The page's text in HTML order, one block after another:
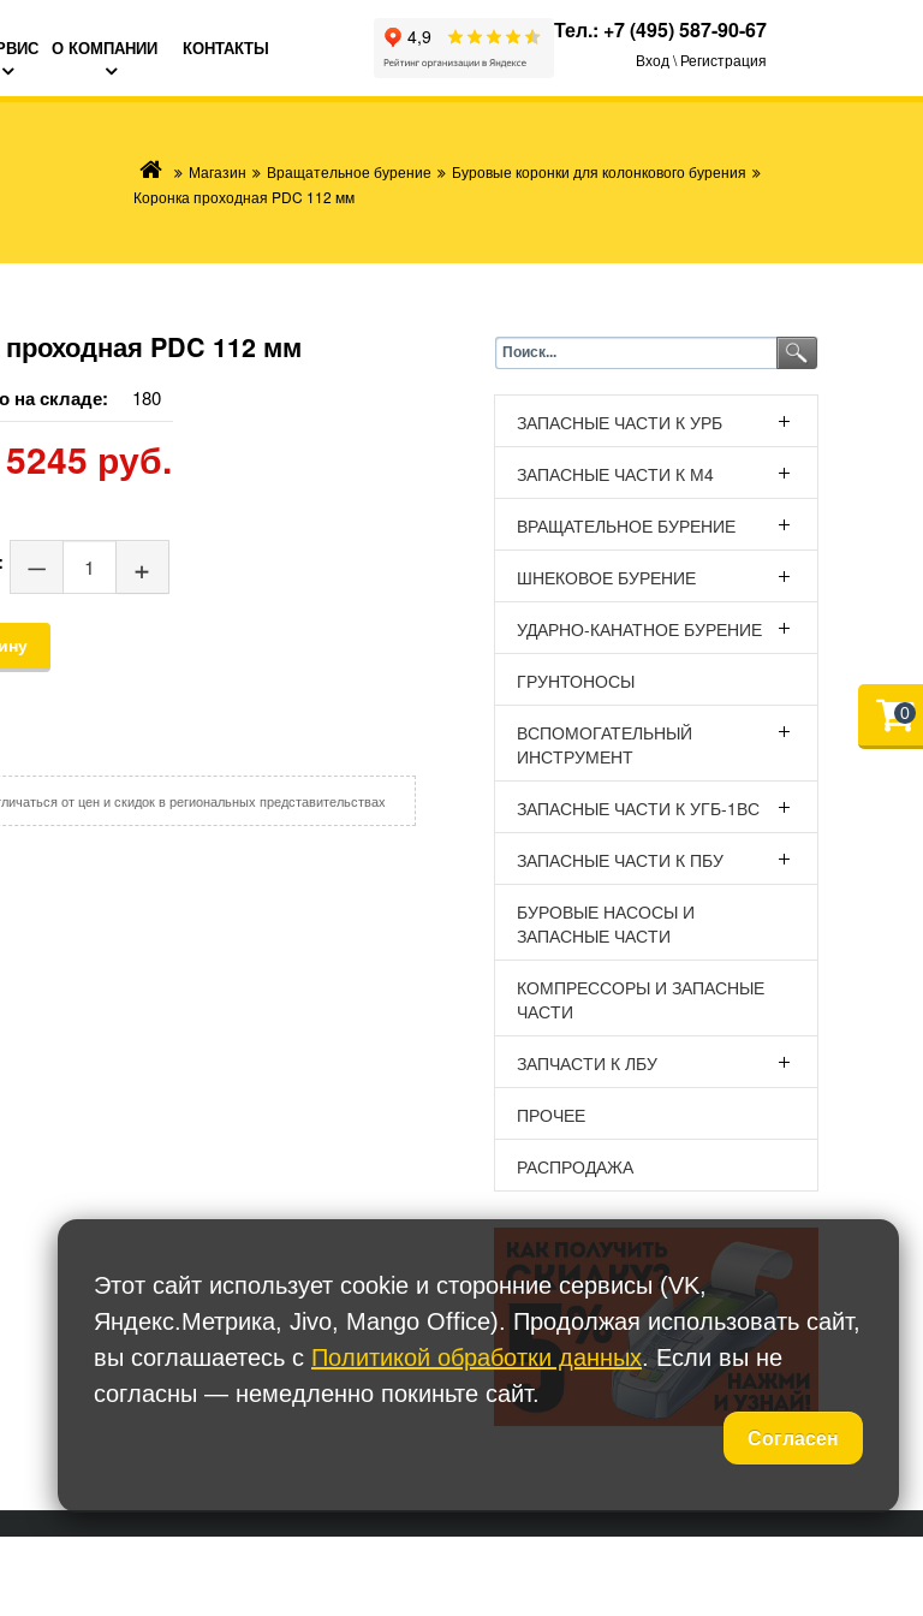
О КОМПАНИИ КОНТАКТЫ
Тел.: +7 (495) 587-90-67
Вход \ Регистрация
Магазин Вращательное бурение
Буровые коронки для колонкового бурения
Коронка проходная PDC 112 мм
PDC 112 мм
на складе: 180
5245 руб.
от цен и скидок в региональных представительствах
ЗАПАСНЫЕ ЧАСТИ К УРБ
ЗАПАСНЫЕ ЧАСТИ К М4
ВРАЩАТЕЛЬНОЕ БУРЕНИЕ
ШНЕКОВОЕ БУРЕНИЕ
УДАРНО-КАНАТНОЕ БУРЕНИЕ
ГРУНТОНОСЫ
ВСПОМОГАТЕЛЬНЫЙ
ИНСТРУМЕНТ
ЗАПАСНЫЕ ЧАСТИ К УГБ-1ВС
ЗАПАСНЫЕ ЧАСТИ К ПБУ
БУРОВЫЕ НАСОСЫ И
ЗАПАСНЫЕ ЧАСТИ
КОМПРЕССОРЫ И ЗАПАСНЫЕ
ЧАСТИ
ЗАПЧАСТИ К ЛБУ
ПРОЧЕЕ
РАСПРОДАЖА
0
Этот сайт использует cookie и сторонние сервисы (VK,
Яндекс.Метрика, Jivo, Mango Office). Продолжая использовать сайт,
вы соглашаетесь с Политикой обработки данных. Если вы не
согласны — немедленно покиньте сайт.
Согласен